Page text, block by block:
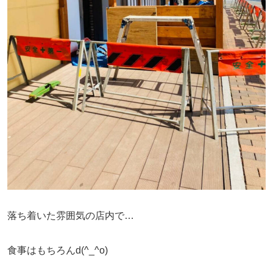
落ち着いた雰囲気の店内で…
食事はもちろんd(^_^o)